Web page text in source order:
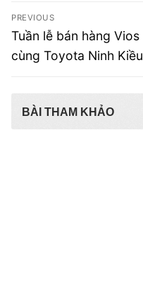
Điều
hướng
bài
PREVIOUS
Previous
post:
Tuần lễ bán hàng Vios
cùng Toyota Ninh Kiều
BÀI THAM KHẢO